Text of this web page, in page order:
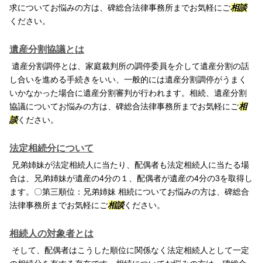
求についてお悩みの方は、碑総合法律事務所までお気軽にご相談
ください。
遺産分割協議とは
遺産分割調停とは、家庭裁判所の調停委員を介して遺産分割の話
し合いを進める手続きをいい、一般的には遺産分割調停がうまく
いかなかった場合に遺産分割審判が行われます。相続、遺産分割
協議についてお悩みの方は、碑総合法律事務所までお気軽にご相
談ください。
法定相続分について
兄弟姉妹が法定相続人に当たり、配偶者も法定相続人に当たる場
合は、兄弟姉妹が遺産の4分の１、配偶者が遺産の4分の3を取得し
ます。〇第三順位：兄弟姉妹 相続についてお悩みの方は、碑総合
法律事務所までお気軽にご相談ください。
相続人の対象者とは
そして、配偶者はこうした順位に関係なく法定相続人として一定